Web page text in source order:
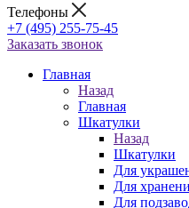
Телефоны
+7 (495) 255-75-45
Заказать звонок
Главная
Назад
Главная
Шкатулки
Назад
Шкатулки
Для
Для
Для